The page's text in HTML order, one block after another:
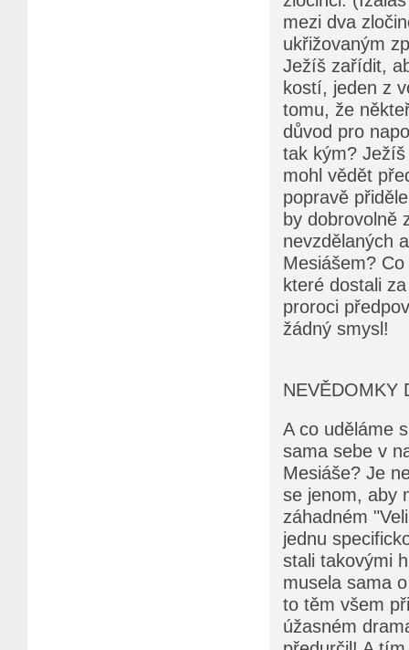
mezi dva
ukřižovaným
Ježíš zařídit,
kostí, jeden z
tomu, že
důvod pro
tak kým?
mohl vědět
popravě
by dobrovolně
nevzdělaných
Mesiášem?
které dostali
proroci
žádný smysl!
NEVĚDOMKY
A co uděláme
sama sebe v
Mesiáše? Je
se jenom, aby
záhadném
jednu
stali takovými
musela sama
to těm všem
úžasném